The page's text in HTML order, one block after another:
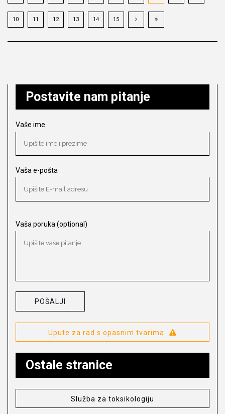
10 11 12 13 14 15
Postavite nam pitanje
Vaše ime
Vaša e-pošta
Vaša poruka (optional)
Upute za rad s opasnim tvarima
Ostale stranice
Služba za toksikologiju